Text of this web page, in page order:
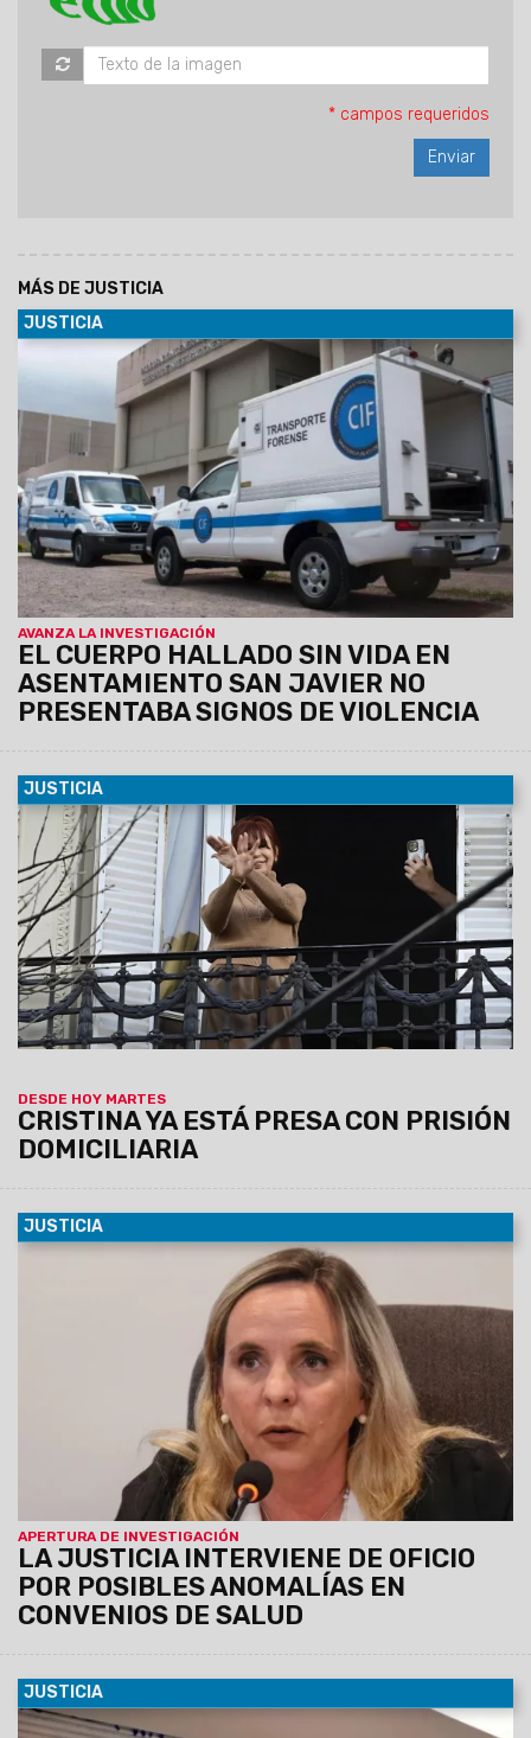
* campos requeridos
MÁS DE JUSTICIA
JUSTICIA
AVANZA LA INVESTIGACIÓN
EL CUERPO HALLADO SIN VIDA EN
ASENTAMIENTO SAN JAVIER NO
PRESENTABA SIGNOS DE VIOLENCIA
15/11/2025 La Fiscalía investiga el hallazgo de una mujer
sin vida en el asentamiento San Javier. La autopsia
determinó la causa de su muerte.
JUSTICIA
DESDE HOY MARTES
CRISTINA YA ESTÁ PRESA CON PRISIÓN
DOMICILIARIA
17/06/2025 El Tribunal Oral Federal N°2 le otorgó el
beneficio solicitado por la ex presidenta y, además, fue
notificada de manera virtual, por lo que no deberá
presentarse mañana en Comodoro Py.
La Justicia dispuso
la prisión domiciliaria para Cristina Kirchner: usará
tobillera electrónica y tendrá limitadas las visitas.
JUSTICIA
APERTURA DE INVESTIGACIÓN
LA JUSTICIA INTERVIENE DE OFICIO
POR POSIBLES ANOMALÍAS EN
CONVENIOS DE SALUD
La Unidad de Delitos Económicos Complejos
(UDEC), a cargo de la fiscal penal subrogante Ana Inés
Salinas Odorisio, inició unainvestigación de oficio en
virtud de manifestaciones públicas realizadas por
el ministro de Salud de la Provincia, Federico
Mangione, quien advirtió en medios periodísticos
sobre presuntas irregularidades en los tratamientos y
en la cantidad de pacientes reportados por la
Fundación de Hemofilia.
JUSTICIA
01/06/2025 La Fiscalía de Delitos Económicos Complejos